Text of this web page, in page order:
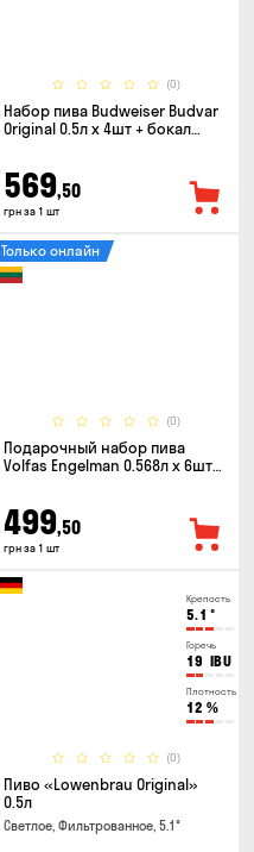
(0)
Набор пива Budweiser Budvar
Original 0.5л х 4шт + бокал
569,50
грн за 1 шт
(0)
Только онлайн
Подарочный набор пива
Volfas Engelman 0.568л x 6шт +
499,50
грн за 1 шт
Крепость
5.1 °
Горечь
19 IBU
Плотность
12 %
(0)
Пиво «Lowenbrau Original»
0.5л
Светлое, Фильтрованное, 5.1°